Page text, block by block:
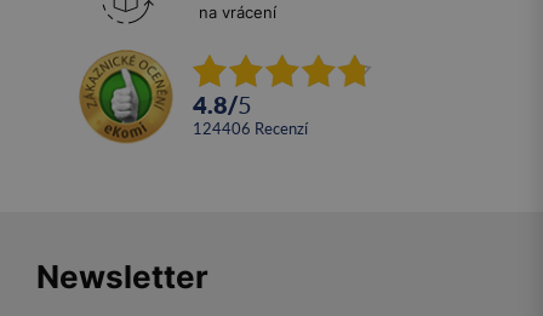
na vrácení
4.8/5
124406 recenzí
Newsletter